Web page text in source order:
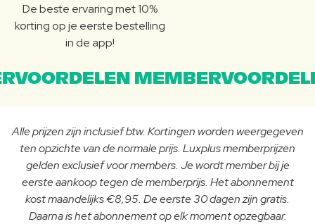
De beste ervaring met 10%
korting op je eerste bestelling
in de app!
Alle prijzen zijn inclusief btw. Kortingen worden weergegeven
ten opzichte van de normale prijs. Luxplus memberprijzen
gelden exclusief voor members. Je wordt member bij je
eerste aankoop tegen de memberprijs. Het abonnement
kost maandelijks €8,95. De eerste 30 dagen zijn gratis.
Daarna is het abonnement op elk moment opzegbaar.